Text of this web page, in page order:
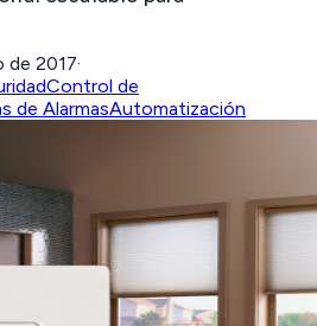
de 2017·
Control de
de AlarmasAutomatización